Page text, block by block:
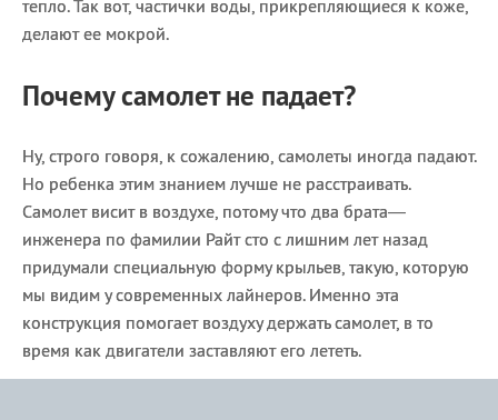
тепло. Так вот, частички воды, прикрепляющиеся к коже,
делают ее мокрой.
Почему самолет не падает?
Ну, строго говоря, к сожалению, самолеты иногда падают.
Но ребенка этим знанием лучше не расстраивать.
Самолет висит в воздухе, потому что два брата—
инженера по фамилии Райт сто с лишним лет назад
придумали специальную форму крыльев, такую, которую
мы видим у современных лайнеров. Именно эта
конструкция помогает воздуху держать самолет, в то
время как двигатели заставляют его лететь.